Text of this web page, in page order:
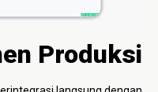
Produksi